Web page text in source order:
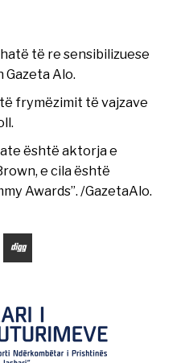
të re sensibilizuese
Gazeta Alo.
frymëzimit të vajzave
është aktorja e
e cila është
Awards”. /GazetaAlo.